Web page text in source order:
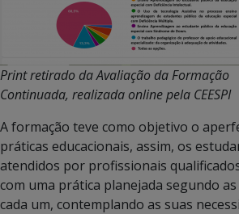
Print retirado da Avaliação da Formação
Continuada, realizada online pela CEESPI
A formação teve como objetivo o
práticas educacionais, assim, os
atendidos por profissionais
com uma prática planejada segundo as
cada um, contemplando as suas